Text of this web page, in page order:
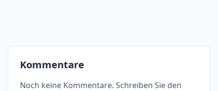
Kommentare
Noch keine Kommentare. Schreiben Sie den